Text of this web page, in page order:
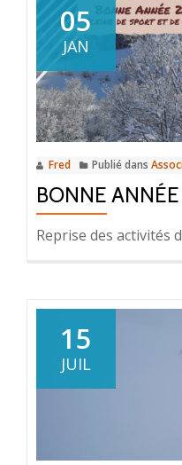
05
JAN
Fred Publié dans
BONNE
Reprise des activités
15
JUIL